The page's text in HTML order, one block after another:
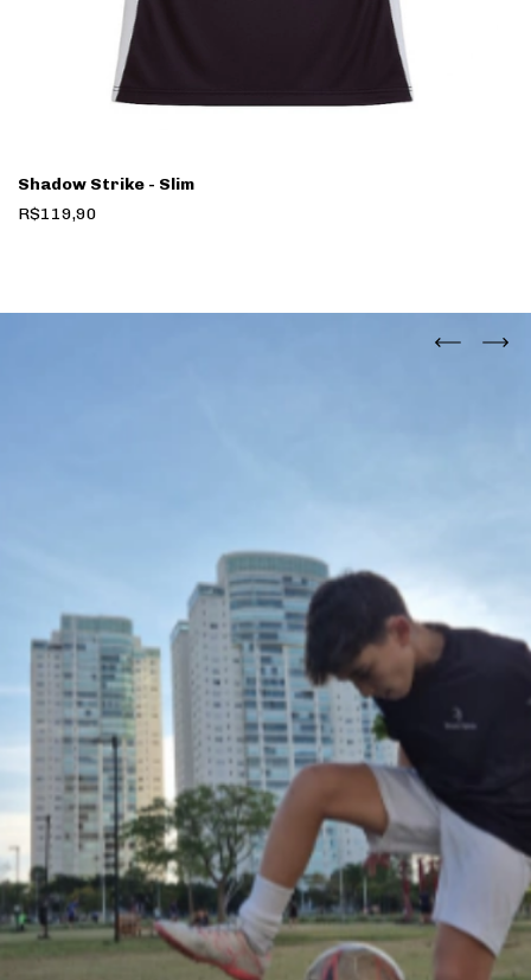
Shadow Strike - Slim
R$119,90